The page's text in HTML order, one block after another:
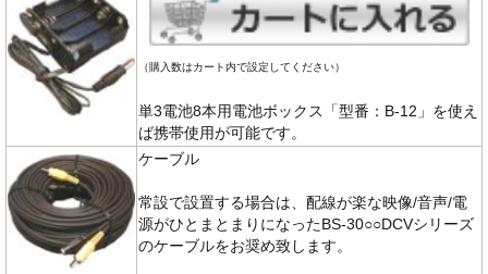
（購入数はカート内で設定してください）
単3電池8本用電池ボックス「型番：B-12」を使え
ば携帯使用が可能です。
ケーブル
常設で設置する場合は、配線が楽な映像/音声/電
源がひとまとまりになったBS-30○○DCVシリーズ
のケーブルをお奨め致します。